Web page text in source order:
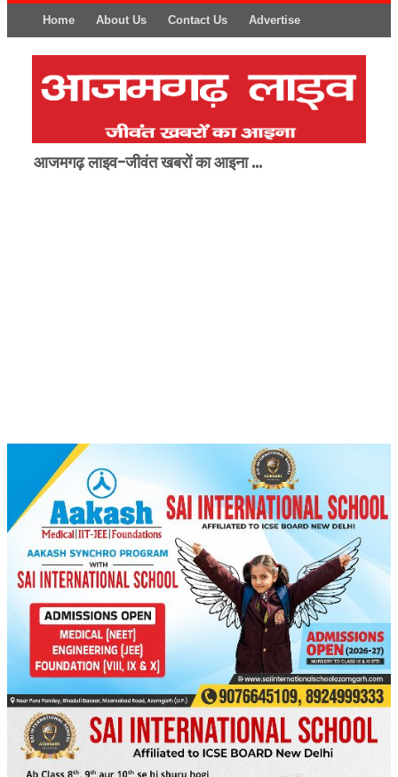
Home About Us Contact Us Advertise
आजमगढ़ लाइव-जीवंत खबरों का आइना ...